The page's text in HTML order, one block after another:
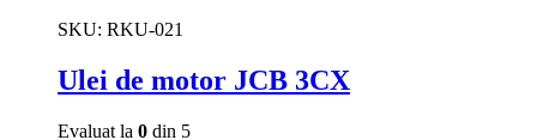
SKU: RKU-021
Ulei de motor JCB 3CX
Evaluat la 0 din 5